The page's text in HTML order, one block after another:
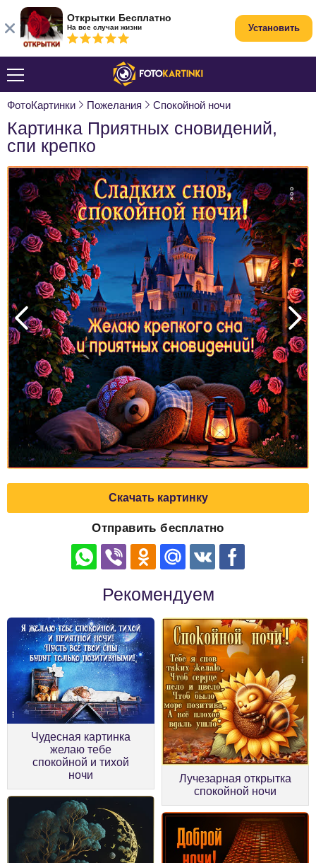
ФотоКартинки Пожелания Спокойной ночи
Картинка Приятных сновидений,
спи крепко
Скачать картинку
Отправить бесплатно
Рекомендуем
Чудесная картинка
желаю тебе
спокойной и тихой
ночи
Лучезарная открытка
спокойной ночи
Открытки Бесплатно
На все случаи жизни Установить